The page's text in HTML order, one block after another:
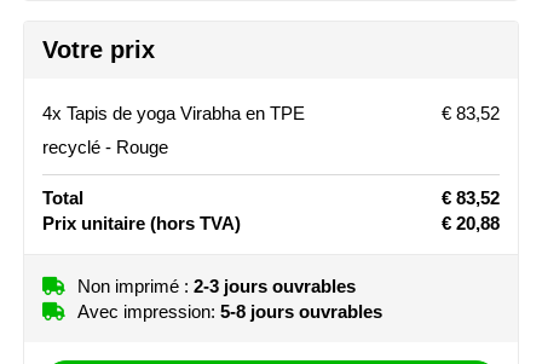
Stilolinea
STORMaxi
Swiss Peak
TACX
The One Towelling
Votre prix
4x Tapis de yoga Virabha en TPE
recyclé - Rouge
€ 83,52
Total
€ 83,52
Prix unitaire (hors TVA) € 20,88
Non imprimé : 2-3 jours ouvrables
Avec impression: 5-8 jours ouvrables